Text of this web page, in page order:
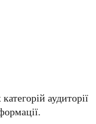
аудиторії